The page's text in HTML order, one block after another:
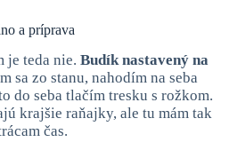
a príprava
je teda nie. Budík nastavený na
sa zo stanu, nahodím na seba
do seba tlačím tresku s rožkom.
krajšie raňajky, ale tu mám tak
čas.